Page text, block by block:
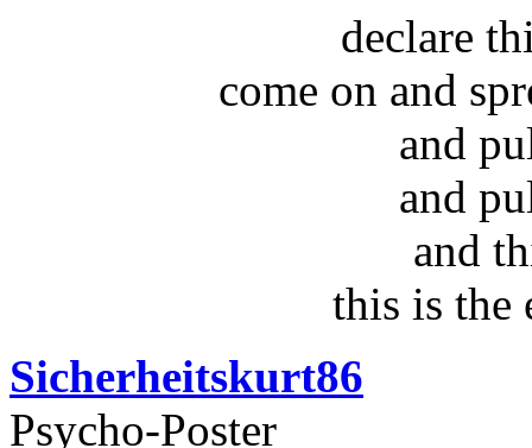
declare
come on and
and
and
and
this is the
Sicherheitskurt86
Psycho-Poster